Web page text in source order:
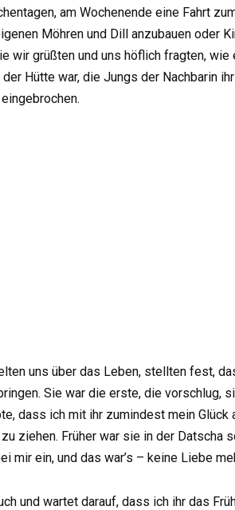
am Wochenende eine Fahrt
Möhren und Dill anzubauen oder
wir grüßten und uns höflich fragten,
Hütte war, die Jungs der Nachbarin
uns über das Leben, stellten fest,
Sie war die erste, die vorschlug,
dass ich mit ihr zumindest mein
ziehen. Früher war sie in der
ein, und das war’s – keine Liebe
und wartet darauf, dass ich ihr das